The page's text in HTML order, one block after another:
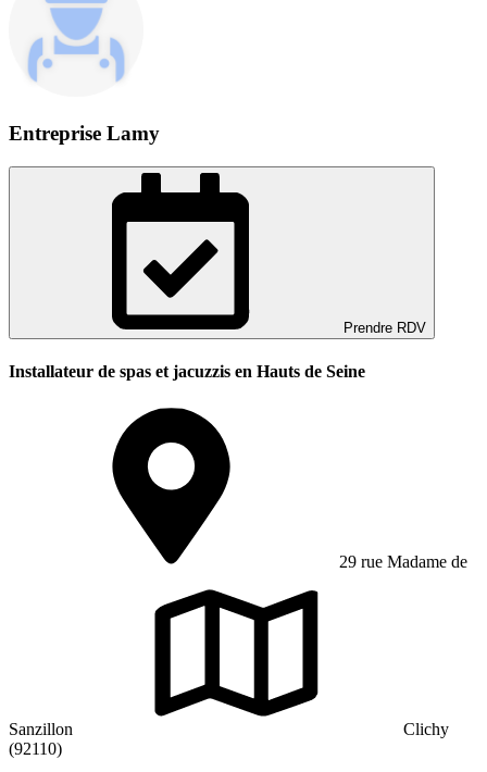
Entreprise Lamy
Prendre RDV
Installateur de spas et jacuzzis en Hauts de Seine
29 rue Madame de
Sanzillon
Clichy
(92110)